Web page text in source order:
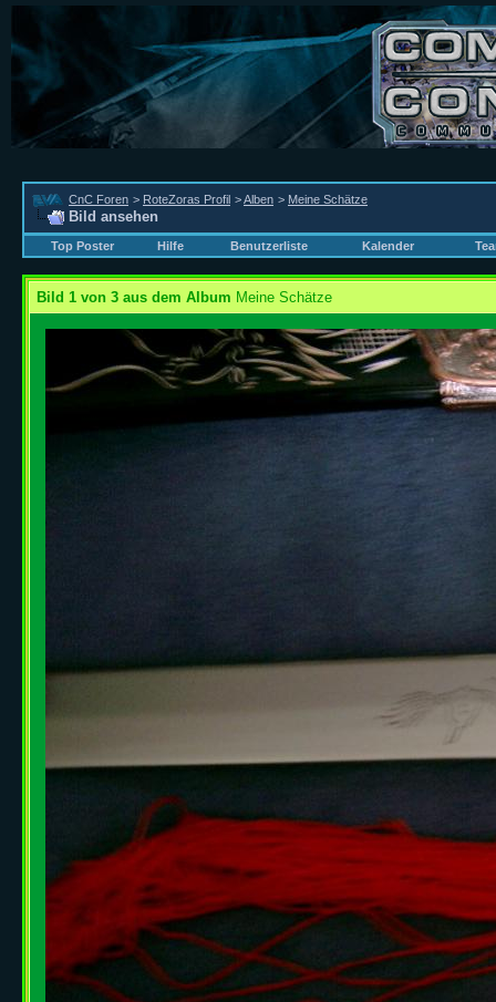
CnC Foren > RoteZoras Profil >Alben > Meine Schätze
Bild ansehen
Top Poster Hilfe Benutzerliste Kalender
Bild 1 von 3 aus dem Album Meine Schätze